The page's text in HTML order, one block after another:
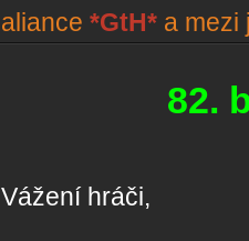
aliance *GtH* a mezi
82.
Vážení hráči,